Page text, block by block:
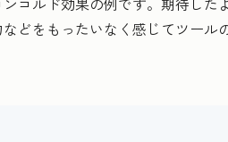
どをもったいなく感じてツール